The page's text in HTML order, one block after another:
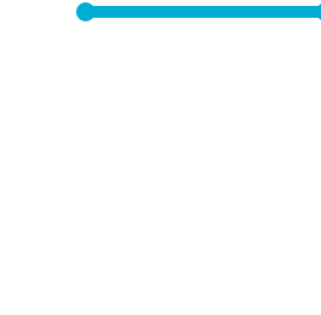
range slider button